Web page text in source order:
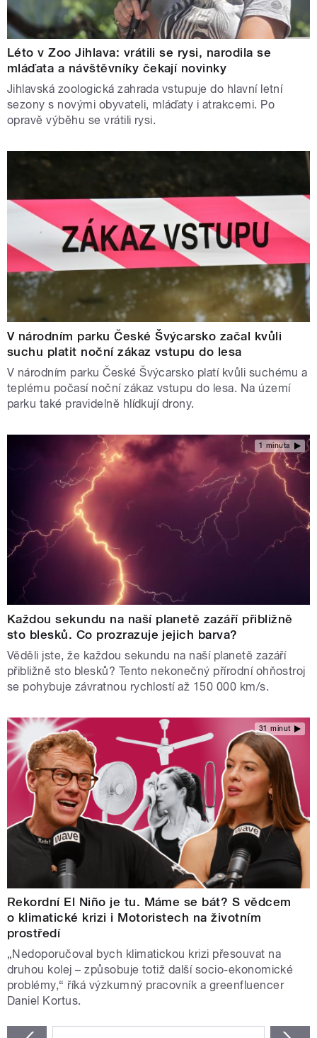
Léto v Zoo Jihlava: vrátili se rysi, narodila se
mláďata a návštěvníky čekají novinky
Jihlavská zoologická zahrada vstupuje do hlavní letní
sezony s novými obyvateli, mláďaty i atrakcemi. Po
opravě výběhu se vrátili rysi.
V národním parku České Švýcarsko začal kvůli
suchu platit noční zákaz vstupu do lesa
V národním parku České Švýcarsko platí kvůli suchému a
teplému počasí noční zákaz vstupu do lesa. Na území
parku také pravidelně hlídkují drony.
1 minuta
Každou sekundu na naší planetě zazáří přibližně
sto blesků. Co prozrazuje jejich barva?
Věděli jste, že každou sekundu na naší planetě zazáří
přibližně sto blesků? Tento nekonečný přírodní ohňostroj
se pohybuje závratnou rychlostí až 150 000 km/s.
31 minut
Rekordní El Niño je tu. Máme se bát? S vědcem
o klimatické krizi i Motoristech na životním
prostředí
„Nedoporučoval bych klimatickou krizi přesouvat na
druhou kolej – způsobuje totiž další socio-ekonomické
problémy,“ říká výzkumný pracovník a greenfluencer
Daniel Kortus.